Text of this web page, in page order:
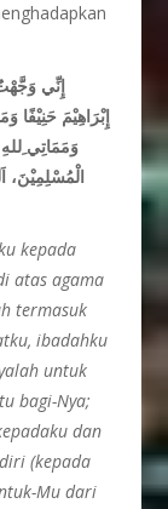
إِنِّي
إِبْرَاهِيْمَ
وَمَمَاتِي
الْمُسْلِمِيْنَ،
kepada
atas agama
termasuk
ibadahku
untuk
bagi-Nya;
dan
(kepada
Mu dari